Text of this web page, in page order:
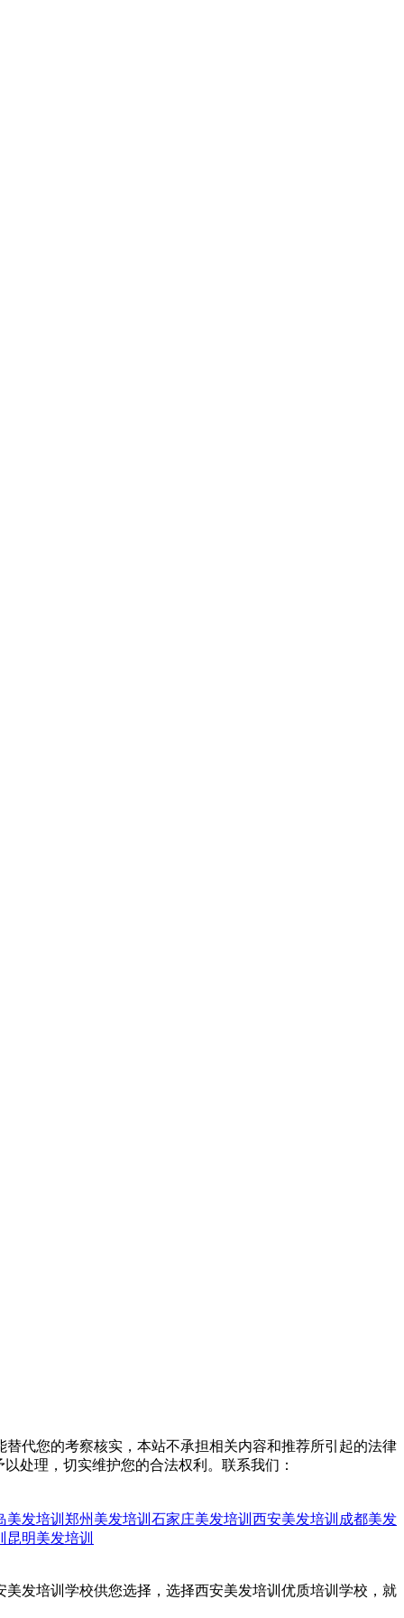
代您的考察核实，本站不承担相关内容和推荐所引起的法律
处理，切实维护您的合法权利。联系我们：
美发培训 郑州美发培训 石家庄美发培训 西安美发培训 成都美发
昆明美发培训
发培训学校供您选择，选择西安美发培训优质培训学校，就